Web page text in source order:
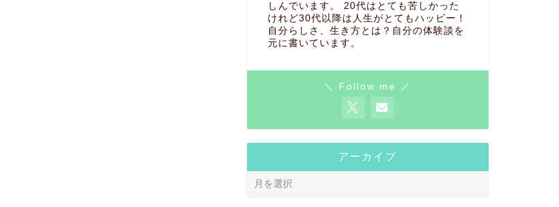
しんでいます。 20代はとても苦しかった
けれど30代以降は人生がとてもハッピー！
自分らしさ、生き方とは？自分の体験談を
元に書いています。
＼ Follow me ／
アーカイブ